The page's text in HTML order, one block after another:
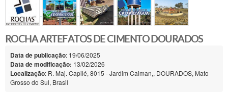
ROCHA ARTEFATOS DE CIMENTO DOURADOS
Data de publicação: 19/06/2025
Data de modificação: 13/02/2026
Localização: R. Maj. Capilé, 8015 - Jardim Caiman,, DOURADOS, Mato
Grosso do Sul, Brasil